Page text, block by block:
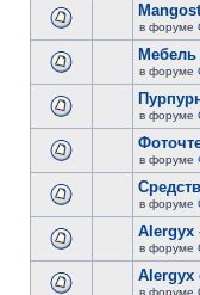
в форуме
Мебель
в форуме
в форуме
в форуме
в форуме
Alergyx
в форуме
Alergyx
в форуме